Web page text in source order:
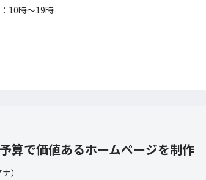
10時〜19時
算で価値あるホームページを制作
）